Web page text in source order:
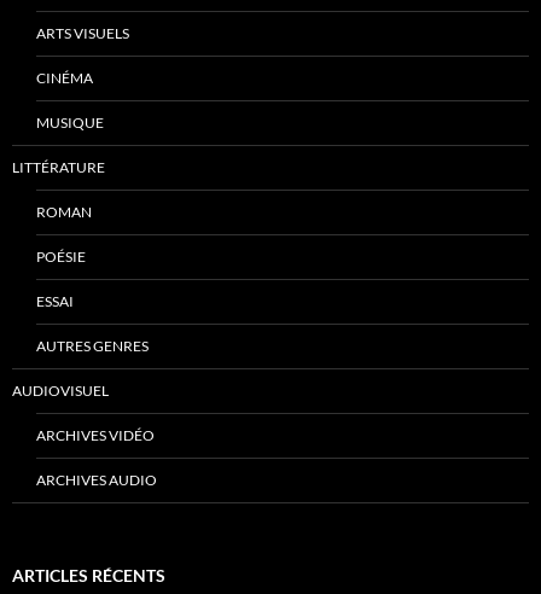
ARTS VISUELS
CINÉMA
MUSIQUE
LITTÉRATURE
ROMAN
POÉSIE
ESSAI
AUTRES GENRES
AUDIOVISUEL
ARCHIVES VIDÉO
ARCHIVES AUDIO
ARTICLES RÉCENTS